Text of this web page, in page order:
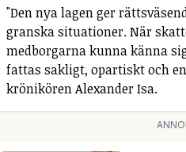
"Den nya lagen ger
granska situationer. När
medborgarna kunna känna
fattas sakligt, opartiskt och
krönikören Alexander Isa.